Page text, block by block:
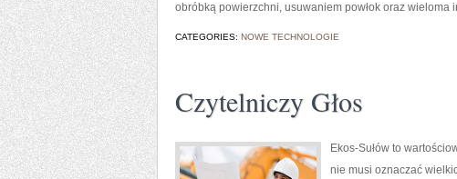
obróbką powierzchni, usuwaniem powłok oraz wieloma
CATEGORIES: NOWE TECHNOLOGIE
Czytelniczy Głos
Ekos-Sułów to
nie musi oznaczać